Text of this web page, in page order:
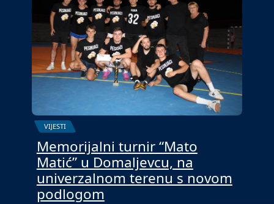
VIJESTI
Memorijalni turnir “Mato
Matić” u Domaljevcu, na
univerzalnom terenu s novom
podlogom